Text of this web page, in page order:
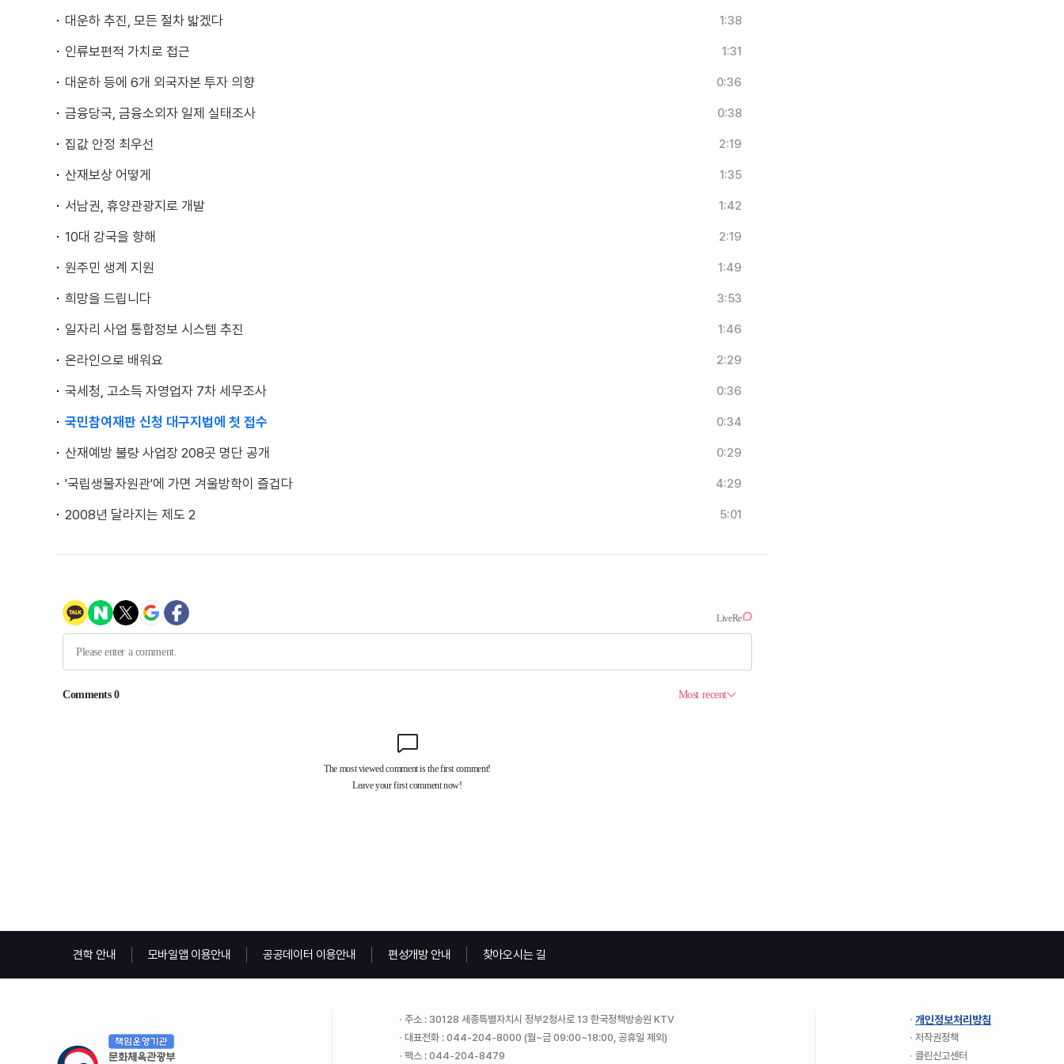
대운하 추진, 모든 절차 밟겠다 1:38
인류보편적 가치로 접근 1:31
대운하 등에 6개 외국자본 투자 의향 0:36
금융당국, 금융소외자 일제 실태조사 0:38
집값 안정 최우선 2:19
산재보상 어떻게 1:35
서남권, 휴양관광지로 개발 1:42
10대 강국을 향해 2:19
원주민 생계 지원 1:49
희망을 드립니다 3:53
일자리 사업 통합정보 시스템 추진 1:46
온라인으로 배워요 2:29
국세청, 고소득 자영업자 7차 세무조사 0:36
국민참여재판 신청 대구지법에 첫 접수 0:34
산재예방 불량 사업장 208곳 명단 공개 0:29
'국립생물자원관'에 가면 겨울방학이 즐겁다 4:29
2008년 달라지는 제도 2 5:01
견학 안내 모바일앱 이용안내 공공데이터 이용안내 편성개방 안내 찾아오시는 길
주소 : 30128 세종특별자치시 정부2청사로 13 한국정책방송원 KTV
대표전화 : 044-204-8000 (월~금 09:00~18:00, 공휴일 제외)
팩스 : 044-204-8479
개인정보처리방침
저작권정책
클린신고센터